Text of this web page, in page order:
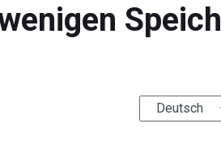
Deutsch